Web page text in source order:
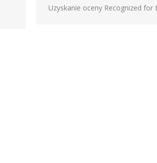
Uzyskanie oceny Recognized for